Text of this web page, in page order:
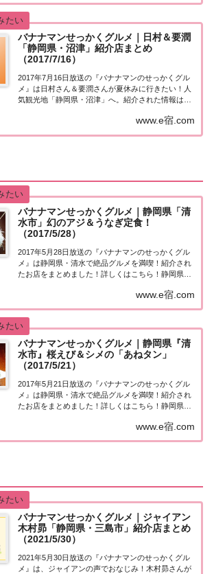
元...
バナナマンせっかくグルメ｜日村＆要潤
「静岡県・沼津」紹介店まとめ
（2017/7/16）
2017年7月16日放送の『バナナマンのせっかくグル
メ』は日村さん＆要潤さんが夏休みに行きたい！人
気観光地「静岡県・沼津」へ。紹介された情報はこ
べたほうがいいグルメは何ですか？」今日は静岡
www.e宿.com
バナナマンせっかくグルメ｜静岡県「清
水市」幻のアジ＆うなぎ定食！
（2017/5/28）
2017年5月28日放送の『バナナマンのせっかくグル
メ』は静岡県・清水で絶品グルメを満喫！紹介され
たお店をまとめました！詳しくはこちら！静岡県・
グルメは何ですか？」日本全国でバナナマン日村さ
んが地元民オススメの絶品グルメを聞き込み＆食...
www.e宿.com
バナナマンせっかくグルメ｜静岡県『清
水市』桜えび＆シメの「あねタン」
（2017/5/21）
2017年5月21日放送の『バナナマンのせっかくグル
メ』は静岡県・清水で絶品グルメを満喫！紹介され
たお店をまとめました！詳しくはこちら！静岡県・
グルメは何ですか？」日本全国でバナナマン日村さ
んが地元民オススメの絶品グルメを聞き込み＆食...
www.e宿.com
バナナマンせっかくグルメ｜ジャイアン
木村昴「静岡県・三島市」紹介店まとめ
（2021/5/30）
2021年5月30日放送の『バナナマンのせっかくグル
メ』は、ジャイアンの声でおなじみ！木村昴さんが